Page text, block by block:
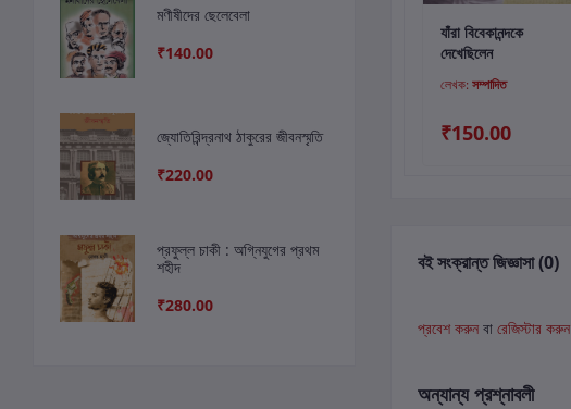
মণীষীদের ছেলেবেলা
₹140.00
জ্যোতিরিন্দ্রনাথ ঠাকুরের জীবনস্মৃতি
₹220.00
প্রফুল্ল চাকী : অগ্নিযুগের প্রথম
শহীদ
₹280.00
কার্টে যোগ করুন
সুভাষচন্দ্র
লেখক:শান্তা শ্রীমণি
₹180.00 ₹190.00
কার্টে যোগ করুন
যাঁরা বিবেকানন্দকে
দেখেছিলেন
লেখক: সম্পাদিত
₹150.00
বই সংক্রান্ত জিজ্ঞাসা (0)
প্রবেশ করুন বা রেজিস্টার করুন
অন্যান্য প্রশ্নাবলী